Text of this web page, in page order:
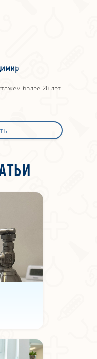
более 20 лет